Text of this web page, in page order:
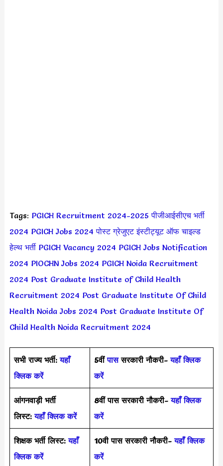
Tags: PGICH Recruitment 2024-2025 पीजीआईसीएच भर्ती
2024 PGICH Jobs 2024 पोस्ट ग्रेजुएट इंस्टीट्यूट ऑफ चाइल्ड
हेल्थ भर्ती PGICH Vacancy 2024 PGICH Jobs Notification
2024 PIOCHN Jobs 2024 PGICH Noida Recruitment
2024 Post Graduate Institute of Child Health
Recruitment 2024 Post Graduate Institute Of Child
Health Noida Jobs 2024 Post Graduate Institute Of
Child Health Noida Recruitment 2024
सभी राज्य भर्ती: यहाँ
क्लिक करें
5वींपाससरकारी नौकरी- यहाँ क्लिक
करें
आंगनवाड़ी भर्ती
लिस्ट: यहाँ क्लिक करें
8वीं पास सरकारी नौकरी- यहाँ क्लिक
करें
शिक्षक भर्ती लिस्ट: यहाँ
क्लिक करें
10वी पास सरकारी नौकरी- यहाँ क्लिक
करें